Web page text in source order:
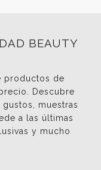
BEAUTY
productos de
Descubre
muestras
a las últimas
y mucho